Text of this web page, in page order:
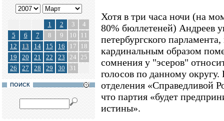
1 2 3
4
5
6 7 8 9 10
11
12
13 14 15 16 17
18
19
20 21 22 23 24 25
26
27 28 29 30 31
ПОИСК
Хотя в три часа ночи (на
80% бюллетеней) Андреев
петербургского
кардинальным образом
сомнения у "эсеров"
голосов по данному округу.
отделения «Справедливой
что партия «будет
истины».